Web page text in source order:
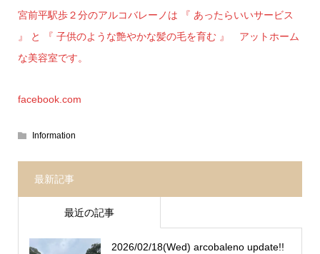
宮前平駅歩２分のアルコバレーノは 『 あったらいいサービス
』 と 『 子供のような艶やかな髪の毛を育む 』 アットホーム
な美容室です。
facebook.com
Information
最新記事
最近の記事
2026/02/18(Wed) arcobaleno update!!